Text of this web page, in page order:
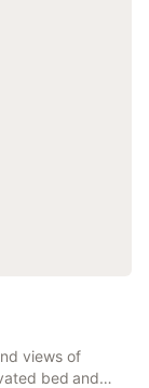
views of
bed and